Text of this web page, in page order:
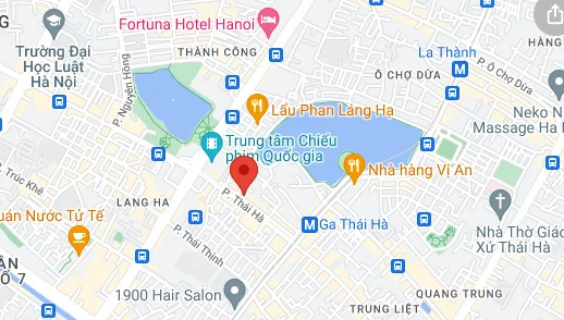
tốt nhất.
có quyền từ chối nhận bàn hoặc không áp dụng ưu đãi.
bàn: